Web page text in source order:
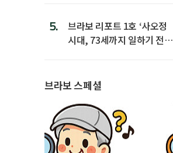
5.
브라보 리포트 1호 ‘사오정
시대, 73세까지 일하기 전략’
브라보 스페셜